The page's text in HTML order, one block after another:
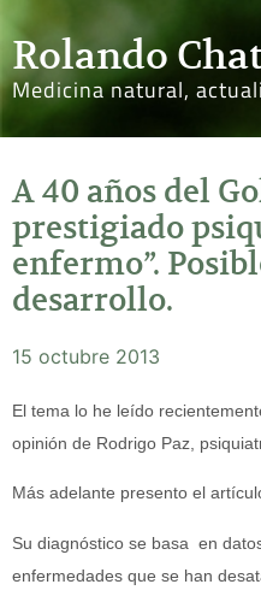
Rolando
Medicina natural,
A 40 años del
prestigiado
enfermo”.
desarrollo.
15 octubre 2013
El tema lo he leído
opinión de Rodrigo Paz,
Más adelante presento el
Su diagnóstico se basa en
enfermedades que se han